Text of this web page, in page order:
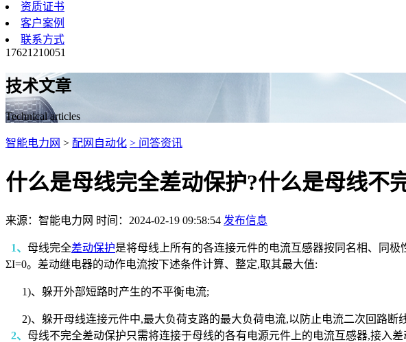
资质证书
客户案例
联系方式
17621210051
技术文章
Technical articles
智能电力网 > 配网自动化 > 问答资讯
什么是母线完全差动保护?什么是母线不
来源：智能电力网 时间：2024-02-19 09:58:54 发布信息
1、 母线完全差动保护是将母线上所有的各连接元件的电流互感器按同名相、同
ΣI=0。差动继电器的动作电流按下述条件计算、整定,取其最大值:
1)、躲开外部短路时产生的不平衡电流;
2)、躲开母线连接元件中,最大负荷支路的最大负荷电流,以防止电流二次回路断
2、 母线不完全差动保护只需将连接于母线的各有电源元件上的电流互感器,接入